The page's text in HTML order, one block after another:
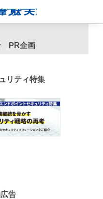
PR企画
リティ特集
告